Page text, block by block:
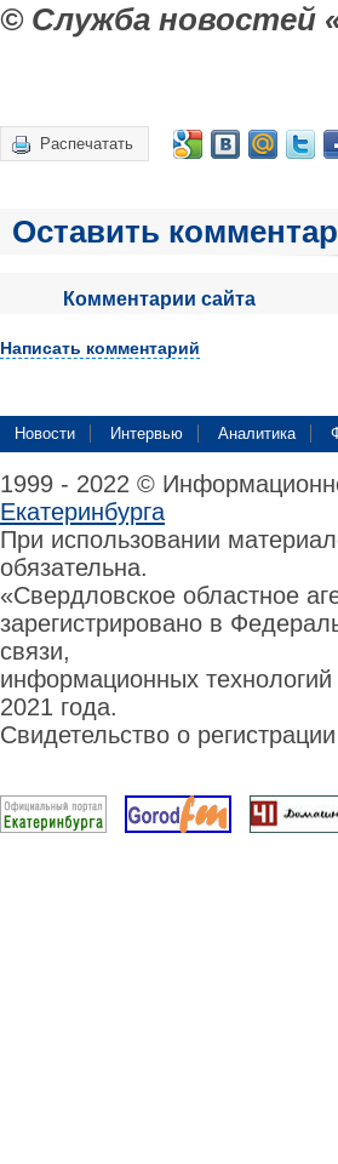
© Служба новостей
Распечатать
Оставить
Комментарии сайта
Написать комментарий
Новости Интервью Аналитика
1999 - 2022 ©
Екатеринбурга
При использовании
обязательна.
«Свердловское областное
зарегистрировано в
связи,
информационных
2021 года.
Свидетельство о